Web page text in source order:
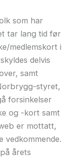
som har
tar lang tid før
medlemskort i
delvis
samt
styret,
forsinkelser
og -kort samt
er mottatt,
vedkommende.
årets